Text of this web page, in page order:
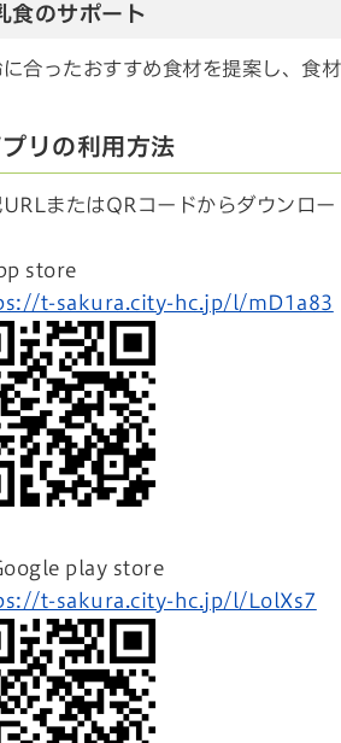
食のサポート
に合ったおすすめ食材を提案し、食
リの利用方法
URLまたはQRコードからダウンロー
store
t-sakura.city-hc.jp/l/mD1a83
play store
t-sakura.city-hc.jp/l/LolXs7